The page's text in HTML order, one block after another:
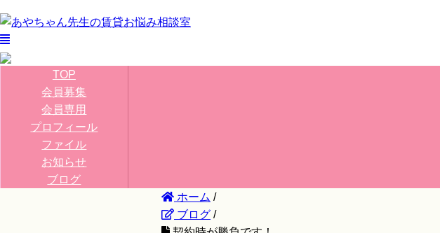
TOP
会員募集
会員専用
プロフィール
ファイル
お知らせ
ブログ
ホーム /
ブログ /